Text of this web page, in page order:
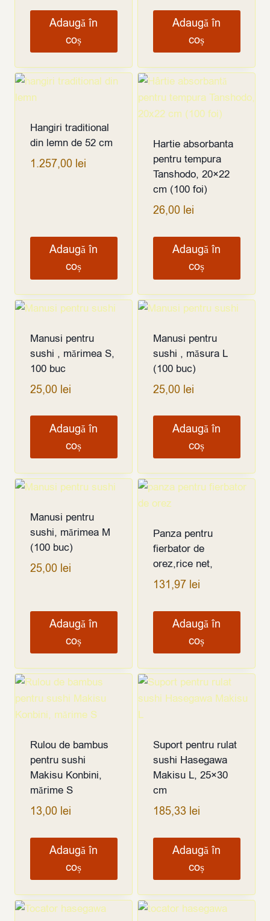
Adaugă în
coș
Adaugă în
coș
Hangiri traditional
din lemn de 52 cm
1.257,00 lei
Adaugă în
coș
Hartie absorbanta
pentru tempura
Tanshodo, 20×22
cm (100 foi)
26,00 lei
Adaugă în
coș
Manusi pentru
sushi , mărimea S,
100 buc
25,00 lei
Adaugă în
coș
Manusi pentru
sushi , măsura L
(100 buc)
25,00 lei
Adaugă în
coș
Manusi pentru
sushi, mărimea M
(100 buc)
25,00 lei
Adaugă în
coș
Panza pentru
fierbator de
orez,rice net,
131,97 lei
Adaugă în
coș
Rulou de bambus
pentru sushi
Makisu Konbini,
mărime S
13,00 lei
Adaugă în
coș
Suport pentru rulat
sushi Hasegawa
Makisu L, 25×30
cm
185,33 lei
Adaugă în
coș